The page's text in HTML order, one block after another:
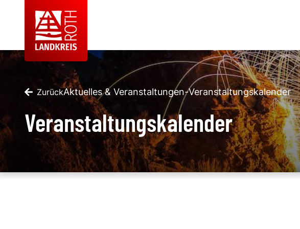
ZurückAktuelles & Veranstaltungen-Veranstaltungskalender
Veranstaltungskalender